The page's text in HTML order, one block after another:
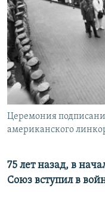
ПОДПИШИТЕСЬ НА
СОЦИАЛЬНЫЕ СЕТИ
Все сайты РСЕ/РС
Церемония
американского
75 лет назад, в
Союз вступил в